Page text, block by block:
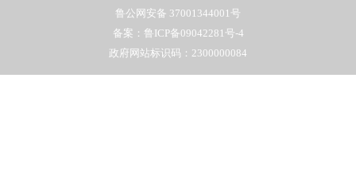
鲁公网安备 37001344001号
备案：鲁ICP备09042281号-4
政府网站标识码：2300000084